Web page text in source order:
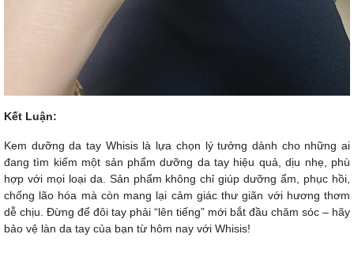
Kết Luận:
Kem dưỡng da tay Whisis là lựa chọn lý tưởng dành cho những ai
đang tìm kiếm một sản phẩm dưỡng da tay hiệu quả, dịu nhẹ, phù
hợp với mọi loại da. Sản phẩm không chỉ giúp dưỡng ẩm, phục hồi,
chống lão hóa mà còn mang lại cảm giác thư giãn với hương thơm
dễ chịu. Đừng để đôi tay phải “lên tiếng” mới bắt đầu chăm sóc – hãy
bảo vệ làn da tay của bạn từ hôm nay với Whisis!